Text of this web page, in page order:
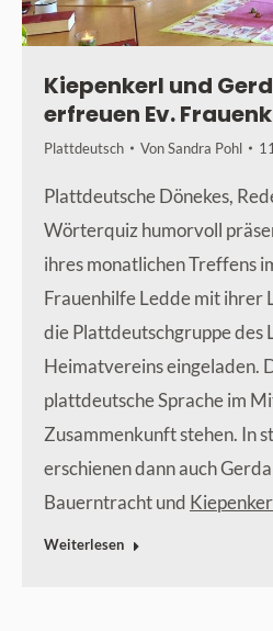
Kiepenkerl und
erfreuen Ev.
Plattdeutsch VonSandra Pohl
Plattdeutsche Dönekes,
Wörterquiz humorvoll
ihres monatlichen Treffens
Frauenhilfe Ledde mit ihrer
die Plattdeutschgruppe des
Heimatvereins eingeladen.
plattdeutsche Sprache im
Zusammenkunft stehen. In
erschienen dann auch
Bauerntracht und
Weiterlesen